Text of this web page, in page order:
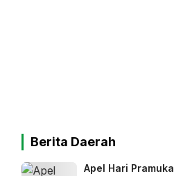
Berita Daerah
Apel Hari Pramuka